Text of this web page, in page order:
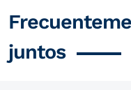
juntos